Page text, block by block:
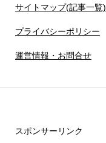
サイトマップ(記事一覧)
プライバシーポリシー
運営情報・お問合せ
スポンサーリンク